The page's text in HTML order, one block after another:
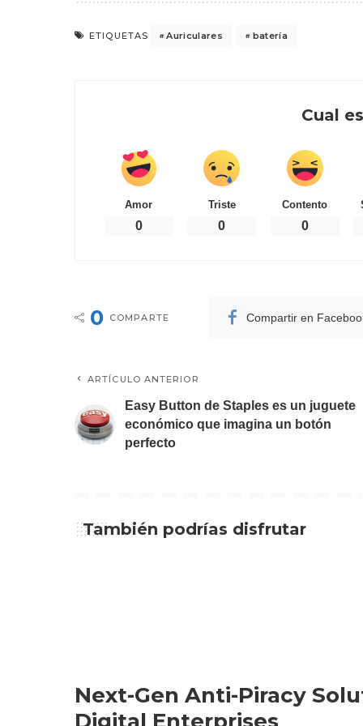
ETIQUETAS Auriculares batería
Cual
Amor
0
Triste
0
Contento
0
0 COMPARTE Compartir en
ARTÍCULO ANTERIOR
Easy Button de Staples es un juguete
económico que imagina un botón
perfecto
También podrías disfrutar
Next-Gen Anti-Piracy